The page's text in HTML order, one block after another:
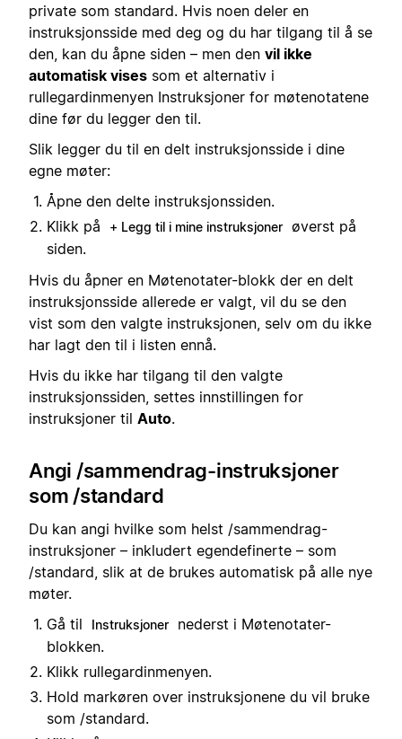
private som standard. Hvis noen deler en
instruksjonsside med deg og du har tilgang til å se
den, kan du åpne siden – men den vil ikke
automatisk vises som et alternativ i
rullegardinmenyen Instruksjoner for møtenotatene
dine før du legger den til.
Slik legger du til en delt instruksjonsside i dine
egne møter:
Åpne den delte instruksjonssiden.
Klikk på
+ Legg til i mine instruksjoner øverst på
siden.
Hvis du åpner en Møtenotater-blokk der en delt
instruksjonsside allerede er valgt, vil du se den
vist som den valgte instruksjonen, selv om du ikke
har lagt den til i listen ennå.
Hvis du ikke har tilgang til den valgte
instruksjonssiden, settes innstillingen for
instruksjoner til Auto.
Angi /sammendrag-instruksjoner
som /standard
Du kan angi hvilke som helst /sammendrag-
instruksjoner – inkludert egendefinerte – som
/standard, slik at de brukes automatisk på alle nye
møter.
Gå til
Instruksjoner
nederst i Møtenotater-
blokken.
Klikk rullegardinmenyen.
Hold markøren over instruksjonene du vil bruke
som /standard.